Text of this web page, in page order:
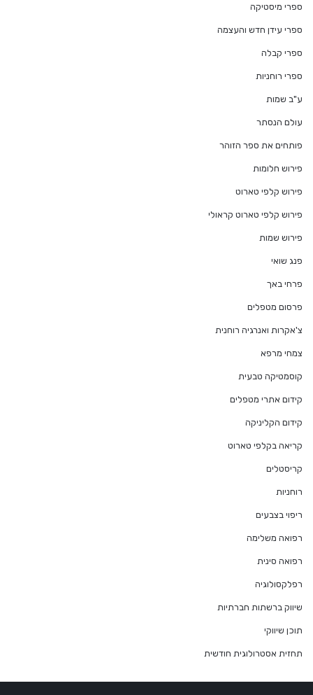
ספרי מיסטיקה
ספרי עידן חדש והעצמה
ספרי קבלה
ספרי רוחניות
ע"ב שמות
עולם הנסתר
פותחים את ספר הזוהר
פירוש חלומות
פירוש קלפי טארוט
פירוש קלפי טארוט קראולי
פירוש שמות
פנג שואי
פרחי באך
פרסום מטפלים
צ'אקרות ואנרגיה רוחנית
צמחי מרפא
קוסמטיקה טבעית
קידום אתרי מטפלים
קידום הקליניקה
קריאה בקלפי טארוט
קריסטלים
רוחניות
ריפוי בצבעים
רפואה משלימה
רפואה סינית
רפלקסולוגיה
שיווק ברשתות חברתיות
תוכן שיווקי
תחזית אסטרולוגית חודשית